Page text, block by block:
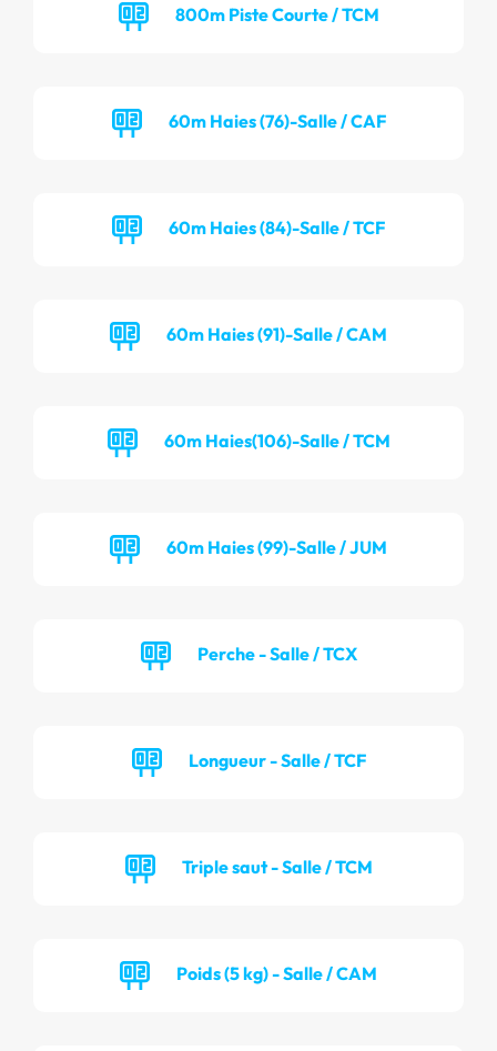
800m Piste Courte / TCM
60m Haies (76)-Salle / CAF
60m Haies (84)-Salle / TCF
60m Haies (91)-Salle / CAM
60m Haies(106)-Salle / TCM
60m Haies (99)-Salle / JUM
Perche - Salle / TCX
Longueur - Salle / TCF
Triple saut - Salle / TCM
Poids (5 kg) - Salle / CAM